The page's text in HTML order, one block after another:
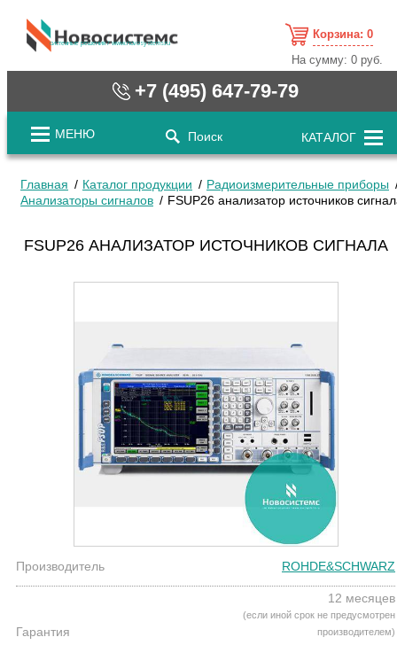
cистемные решения / www.novosystems.ru
Корзина: 0
На сумму:0 руб.
+7 (495) 647-79-79
МЕНЮ Поиск КАТАЛОГ
Главная Каталог продукции
Радиоизмерительные приборы
Анализаторы сигналов
FSUP26 анализатор источников
FSUP26 АНАЛИЗАТОР ИСТОЧНИКОВ СИГНАЛА
Производитель ROHDE&SCHWARZ
Гарантия
12 месяцев
(если иной срок не предусмотрен
производителем)